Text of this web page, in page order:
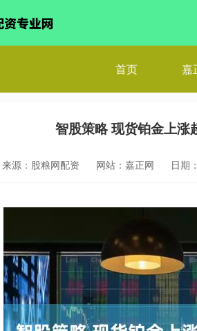
首页 嘉
智股策略 现货铂金上涨
来源：股粮网配资 网站：嘉正网 日期